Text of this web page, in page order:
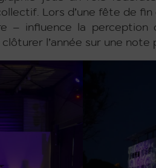
Lors d’une fête de fin
– influence la
l’année sur une note